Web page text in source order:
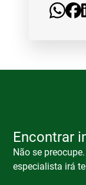
Encontrar
Não se
especialista irá